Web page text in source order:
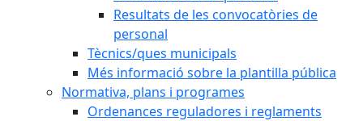
Resultats de les convocatòries de
personal
Tècnics/ques municipals
Més informació sobre la plantilla pública
Normativa, plans i programes
Ordenances reguladores i reglaments